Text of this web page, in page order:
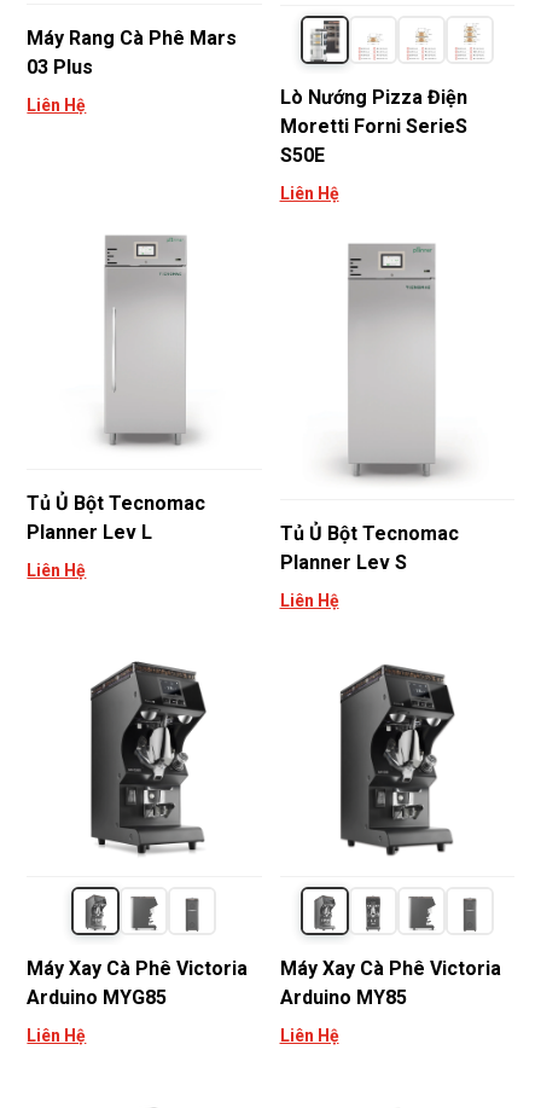
Máy Rang Cà Phê Mars
03 Plus
Liên Hệ
Lò Nướng Pizza Điện
Moretti Forni SerieS
S50E
Liên Hệ
Tủ Ủ Bột Tecnomac
Planner Lev L
Liên Hệ
Tủ Ủ Bột Tecnomac
Planner Lev S
Liên Hệ
Máy Xay Cà Phê Victoria
Arduino MYG85
Liên Hệ
Máy Xay Cà Phê Victoria
Arduino MY85
Liên Hệ